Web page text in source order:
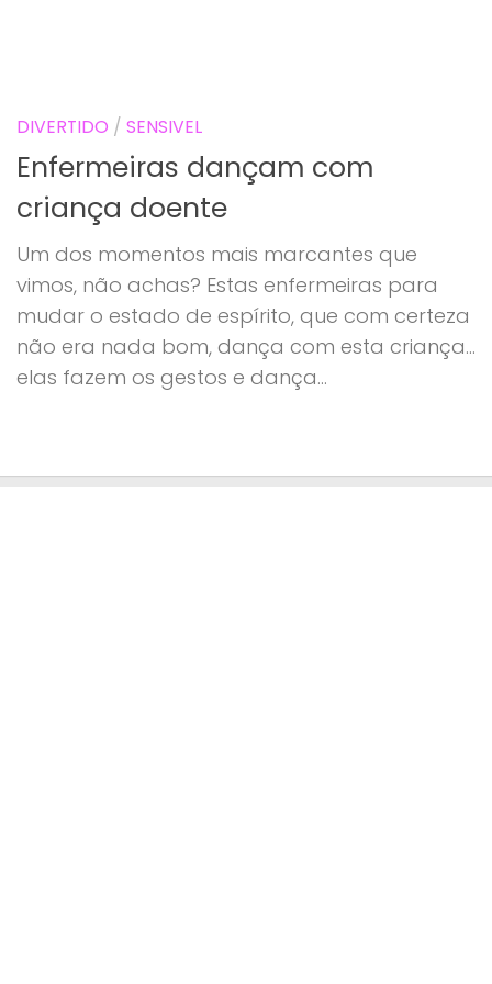
DIVERTIDO / SENSIVEL
Enfermeiras dançam com
criança doente
Um dos momentos mais marcantes que
vimos, não achas? Estas enfermeiras para
mudar o estado de espírito, que com certeza
não era nada bom, dança com esta criança…
elas fazem os gestos e dança...